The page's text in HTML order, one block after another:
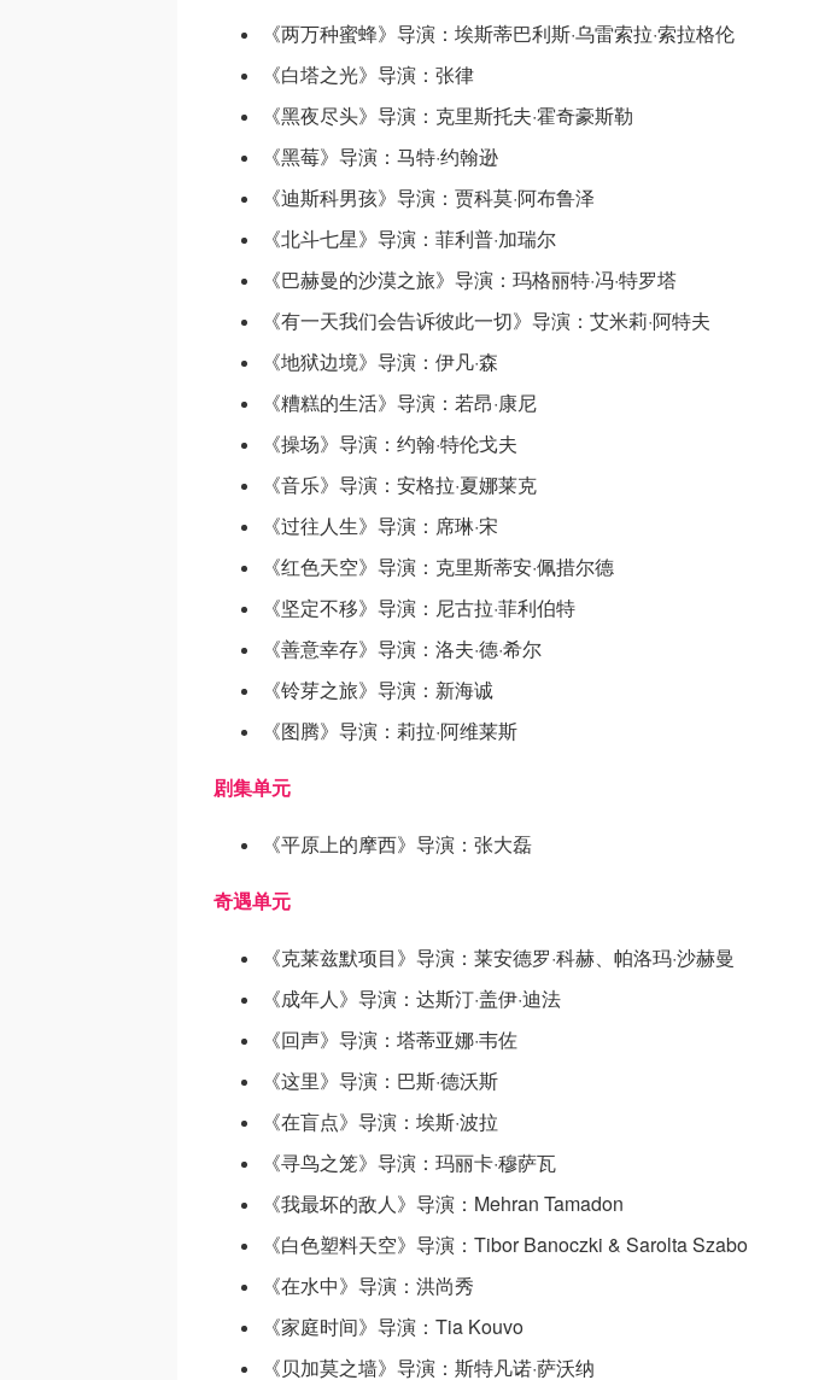
《两万种蜜蜂》导演：埃斯蒂巴利斯·乌雷索拉·索拉格伦
《白塔之光》导演：张律
《黑夜尽头》导演：克里斯托夫·霍奇豪斯勒
《黑莓》导演：马特·约翰逊
《迪斯科男孩》导演：贾科莫·阿布鲁泽
《北斗七星》导演：菲利普·加瑞尔
《巴赫曼的沙漠之旅》导演：玛格丽特·冯·特罗塔
《有一天我们会告诉彼此一切》导演：艾米莉·阿特夫
《地狱边境》导演：伊凡·森
《糟糕的生活》导演：若昂·康尼
《操场》导演：约翰·特伦戈夫
《音乐》导演：安格拉·夏娜莱克
《过往人生》导演：席琳·宋
《红色天空》导演：克里斯蒂安·佩措尔德
《坚定不移》导演：尼古拉·菲利伯特
《善意幸存》导演：洛夫·德·希尔
《铃芽之旅》导演：新海诚
《图腾》导演：莉拉·阿维莱斯
剧集单元
《平原上的摩西》导演：张大磊
奇遇单元
《克莱兹默项目》导演：莱安德罗·科赫、帕洛玛·沙赫曼
《成年人》导演：达斯汀·盖伊·迪法
《回声》导演：塔蒂亚娜·韦佐
《这里》导演：巴斯·德沃斯
《在盲点》导演：埃斯·波拉
《寻鸟之笼》导演：玛丽卡·穆萨瓦
《我最坏的敌人》导演：Mehran Tamadon
《白色塑料天空》导演：Tibor Banoczki & Sarolta Szabo
《在水中》导演：洪尚秀
《家庭时间》导演：Tia Kouvo
《贝加莫之墙》导演：斯特凡诺·萨沃纳